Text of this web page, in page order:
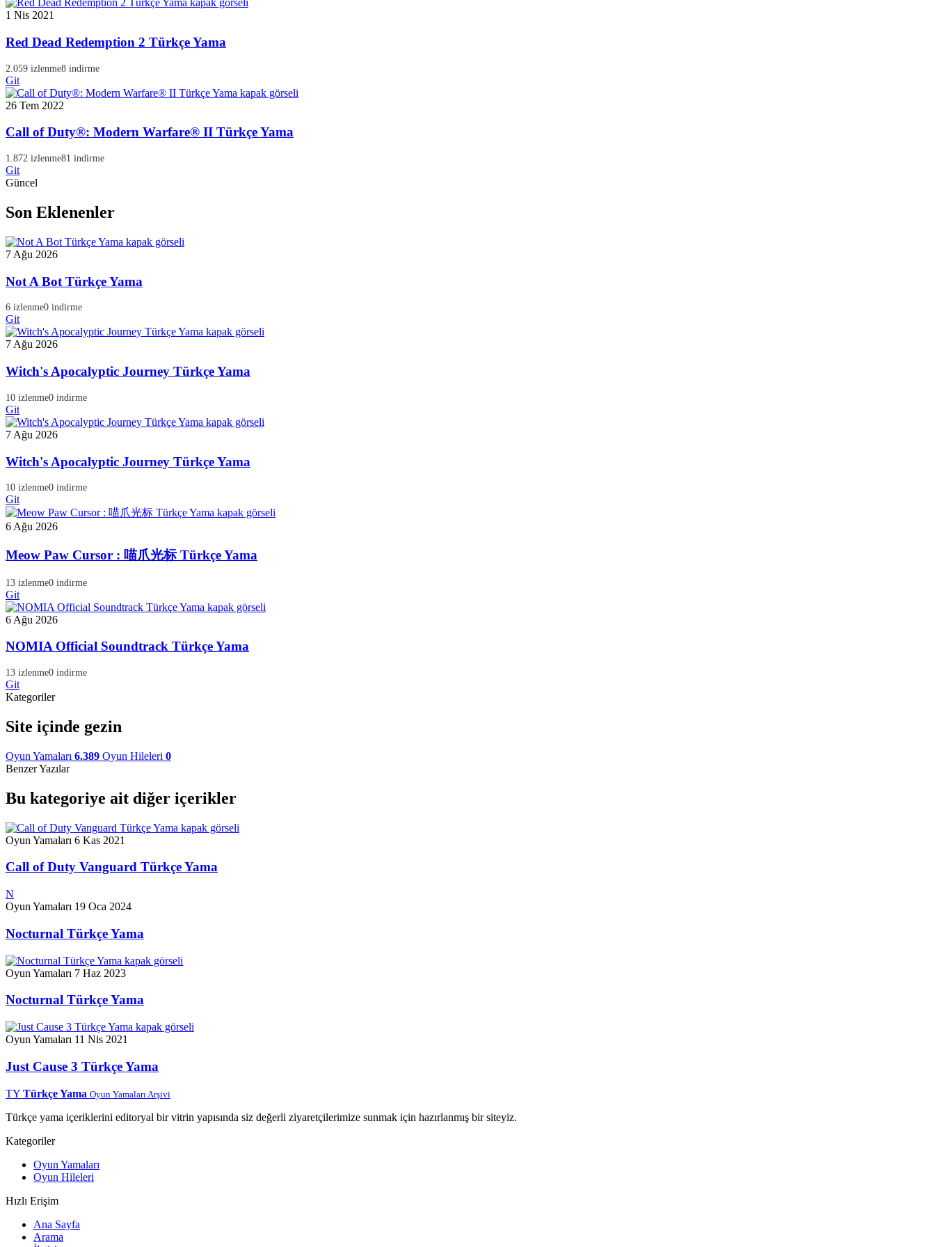
1 Nis 2021
Red Dead Redemption 2 Türkçe Yama
2.059 izlenme8 indirme
Git
26 Tem 2022
Call of Duty®: Modern Warfare® II Türkçe Yama
1.872 izlenme81 indirme
Git
Güncel
Son Eklenenler
7 Ağu 2026
Not A Bot Türkçe Yama
6 izlenme0 indirme
Git
7 Ağu 2026
Witch's Apocalyptic Journey Türkçe Yama
10 izlenme0 indirme
Git
7 Ağu 2026
Witch's Apocalyptic Journey Türkçe Yama
10 izlenme0 indirme
Git
6 Ağu 2026
Meow Paw Cursor : 喵爪光标 Türkçe Yama
13 izlenme0 indirme
Git
6 Ağu 2026
NOMIA Official Soundtrack Türkçe Yama
13 izlenme0 indirme
Git
Kategoriler
Site içinde gezin
Oyun Yamaları 6.389 Oyun Hileleri 0
Benzer Yazılar
Bu kategoriye ait diğer içerikler
Oyun Yamaları 6 Kas 2021
Call of Duty Vanguard Türkçe Yama
N
Oyun Yamaları 19 Oca 2024
Nocturnal Türkçe Yama
Oyun Yamaları 7 Haz 2023
Nocturnal Türkçe Yama
Oyun Yamaları 11 Nis 2021
Just Cause 3 Türkçe Yama
TY Türkçe Yama Oyun Yamaları Arşivi
Türkçe yama içeriklerini editoryal bir vitrin yapısında siz değerli ziyaretçilerimize sunmak için hazırlanmış bir siteyiz.
Kategoriler
Oyun Yamaları
Oyun Hileleri
Hızlı Erişim
Ana Sayfa
Arama